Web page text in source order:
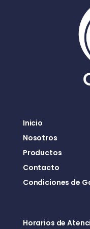
Inicio
Nosotros
Productos
Contacto
Condiciones de
Horarios de